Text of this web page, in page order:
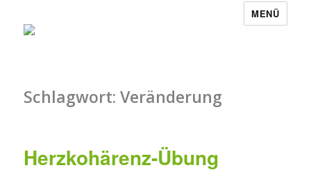
MENÜ
Schlagwort:Veränderung
Herzkohärenz-Übung